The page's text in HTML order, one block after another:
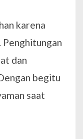
karena
dan
begitu
saat